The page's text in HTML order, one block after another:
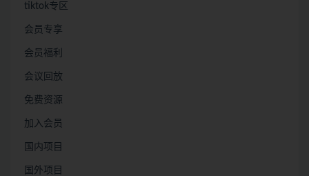
tiktok专区
会员专享
会员福利
会议回放
免费资源
加入会员
国内项目
国外项目